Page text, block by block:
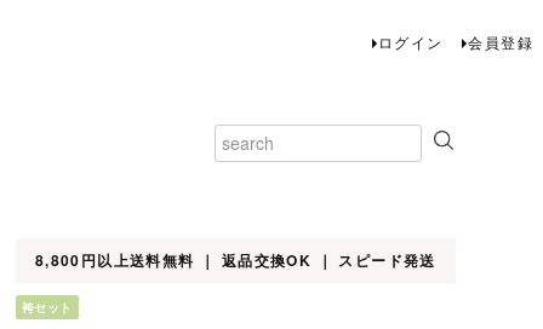
ログイン 会員登録
8,800円以上送料無料 ｜ 返品交換OK ｜ スピード発送
袴セット